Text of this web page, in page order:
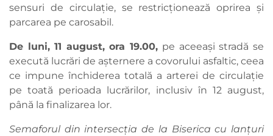
sensuri de circulație, se restricționează oprirea și
parcarea pe carosabil.
De luni, 11 august, ora 19.00, pe aceeași stradă se
execută lucrări de așternere a covorului asfaltic, ceea
ce impune închiderea totală a arterei de circulație
pe toată perioada lucrărilor, inclusiv în 12 august,
până la finalizarea lor.
Semaforul din intersecția de la Biserica cu lanțuri